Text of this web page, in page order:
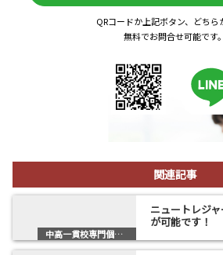
QRコードか上記ボタン、どちら
無料でお問合せ可能です。
関連記事
中高一貫校専門個別塾
ニュートレジ
が可能です！